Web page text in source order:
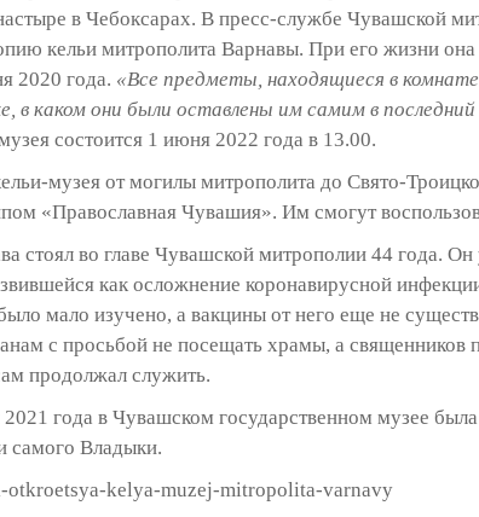
в Чебоксарах. В пресс-службе Чувашской
кельи митрополита Варнавы. При его жизни
2020 года. «Все предметы, находящиеся в
в каком они были оставлены им самим в последний
состоится 1 июня 2022 года в 13.00.
музея от могилы митрополита до Свято-
«Православная Чувашия». Им смогут
стоял во главе Чувашской митрополии 44 года.
как осложнение коронавирусной
мало изучено, а вакцины от него еще не
с просьбой не посещать храмы, а священников
продолжал служить.
2021 года в Чувашском государственном музее
самого Владыки.
kelya-muzej-mitropolita-varnavy